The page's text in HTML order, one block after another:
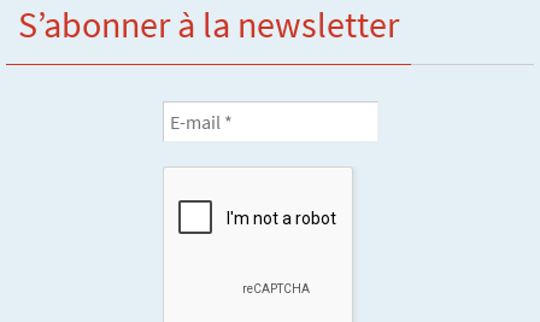
S’abonner à la newsletter